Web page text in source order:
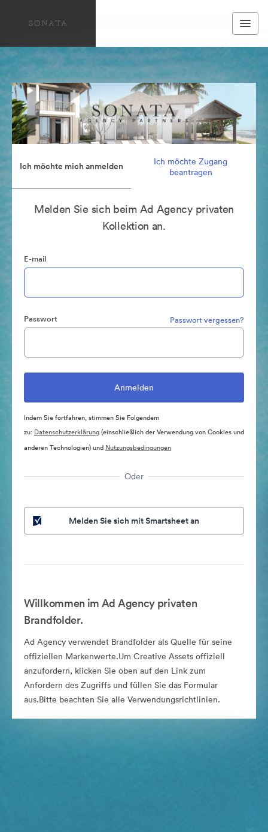
Ich möchte mich anmelden
Ich möchte Zugang
beantragen
Melden Sie sich beim Ad Agency privaten
Kollektion an.
E-mail
Passwort Passwort vergessen?
Indem Sie fortfahren, stimmen Sie Folgendem
zu: Datenschutzerklärung(einschließlich der Verwendung von Cookies und
anderen Technologien) und Nutzungsbedingungen
Oder
Melden Sie sich mit Smartsheet an
Willkommen im Ad Agency privaten
Brandfolder.
Ad Agency verwendet Brandfolder als Quelle für seine
offiziellen Markenwerte.Um Creative Assets offiziell
anzufordern, klicken Sie oben auf den Link zum
Anfordern des Zugriffs und füllen Sie das Formular
aus.Bitte beachten Sie alle Verwendungsrichtlinien.